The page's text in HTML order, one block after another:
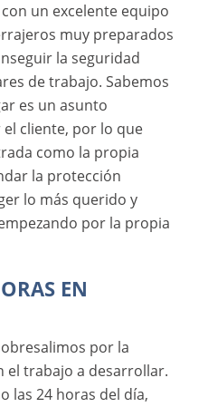
un excelente equipo
muy preparados
la seguridad
de trabajo. Sabemos
es un asunto
cliente, por lo que
como la propia
la protección
lo más querido y
por la propia
EN
por la
el trabajo a desarrollar.
las 24 horas del día,